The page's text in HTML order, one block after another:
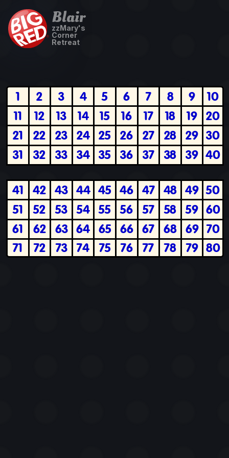
Blair
zzMary's
Corner
Retreat
1 2 3 4 5 6 7 8 9
10
11
12 13 14 15 16 17 18 19 20
21
22 23 24 25 26 27 28 29 30
31
32 33 34 35 36 37 38 39 40
41 42 43 44 45 46 47 48 49 50
51
52 53 54 55 56 57 58 59 60
61
62 63 64 65 66 67 68 69 70
71
72 73 74 75 76 77 78 79 80